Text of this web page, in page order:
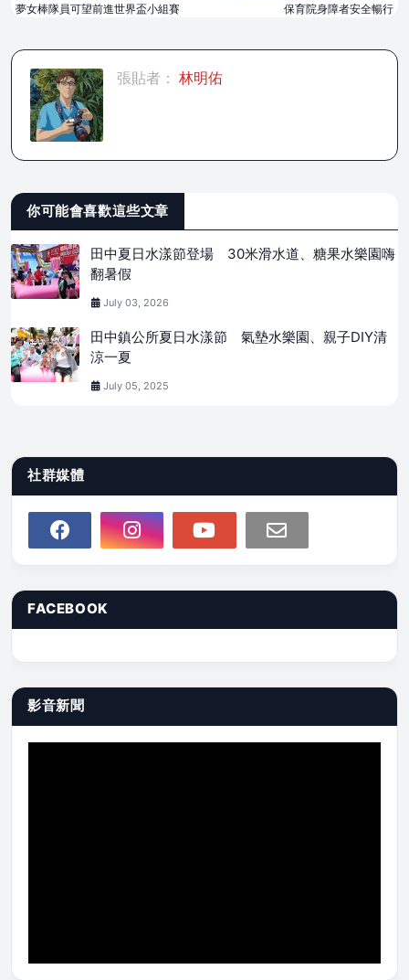
保育院身障者安全暢行
夢女棒隊員可望前進世界盃小組賽
張貼者： 林明佑
你可能會喜歡這些文章
田中夏日水漾節登場 30米滑水道、糖果水樂園嗨
翻暑假
July 03, 2026
田中鎮公所夏日水漾節 氣墊水樂園、親子DIY清
涼一夏
July 05, 2025
社群媒體
FACEBOOK
影音新聞